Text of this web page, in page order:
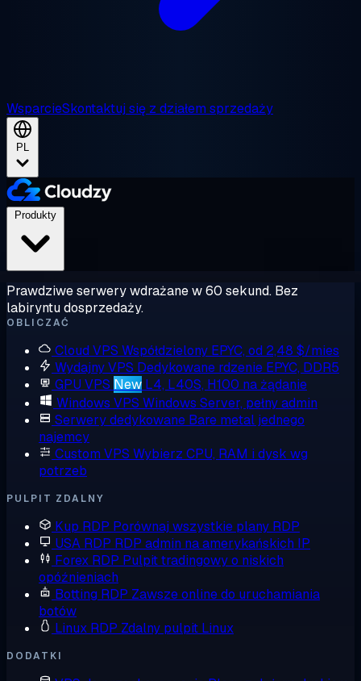
WsparcieSkontaktuj się z działem sprzedaży
PL
Prawdziwe serwery wdrażane w 60 sekund. Bez
labiryntu dosprzedaży.
OBLICZAĆ
Cloud VPS Współdzielony EPYC, od 2,48 $/mies
Wydajny VPS Dedykowane rdzenie EPYC, DDR5
GPU VPS New L4, L40S, H100 na żądanie
Windows VPS Windows Server, pełny admin
Serwery dedykowane Bare metal jednego
najemcy
Custom VPS Wybierz CPU, RAM i dysk wg
potrzeb
PULPIT ZDALNY
Kup RDP Porównaj wszystkie plany RDP
USA RDP RDP admin na amerykańskich IP
Forex RDP Pulpit tradingowy o niskich
opóźnieniach
Botting RDP Zawsze online do uruchamiania
botów
Linux RDP Zdalny pulpit Linux
DODATKI